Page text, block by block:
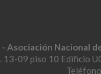
Asociación Nacional
13-09 piso 10 Edificio